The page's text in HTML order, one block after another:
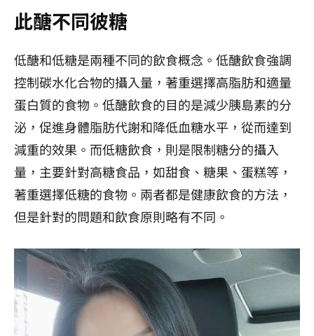
此醣不同彼糖
低醣和低糖是兩種不同的飲食概念。低醣飲食強調
控制碳水化合物的攝入量，著重選擇高脂肪和適量
蛋白質的食物。低醣飲食的目的是減少胰島素的分
泌，促進身體脂肪代謝和降低血糖水平，從而達到
減重的效果。而低糖飲食，則是限制糖分的攝入
量，主要針對高糖食品，如甜食、糖果、蛋糕等，
著重選擇低糖的食物。兩者都是健康飲食的方法，
但是針對的問題和飲食原則略有不同。